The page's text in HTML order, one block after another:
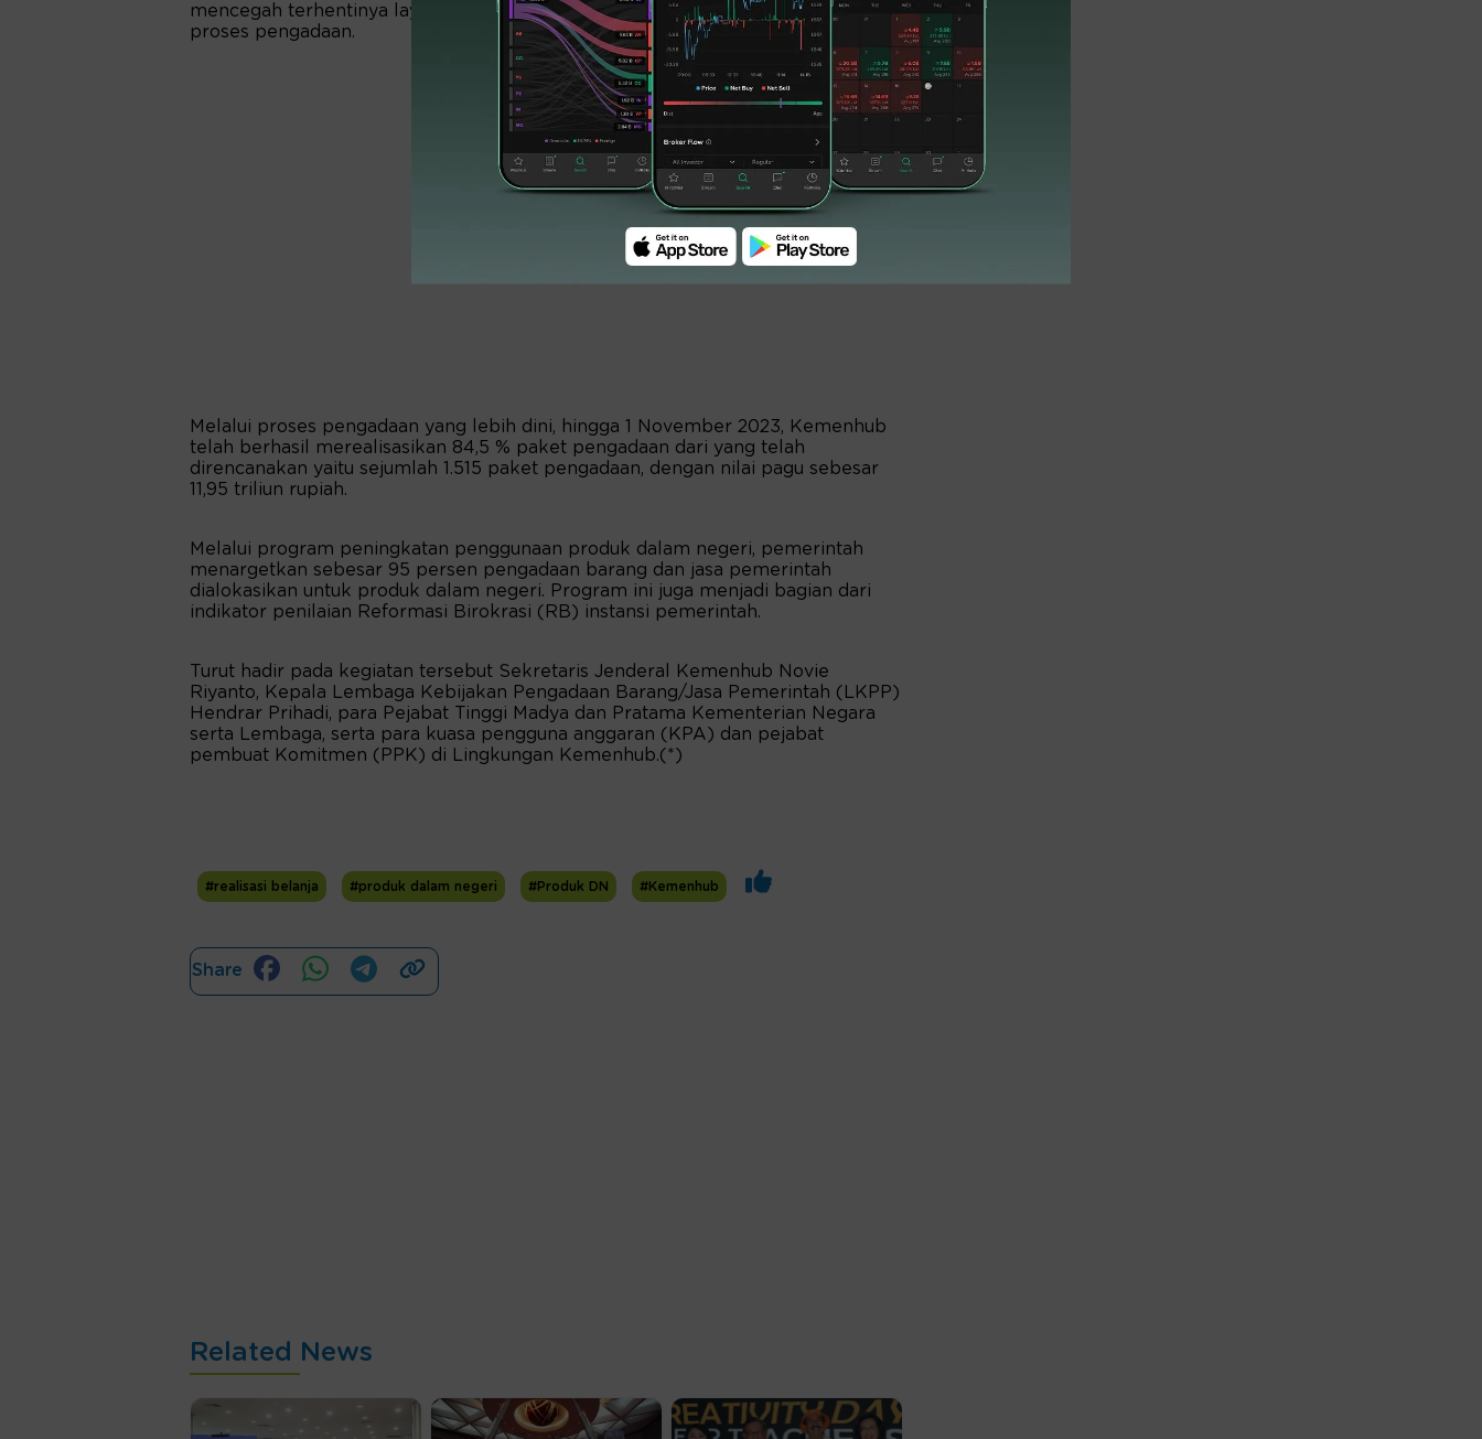
mencegah terhentinya layanan transportasi karena adanya kendala dalam
proses pengadaan.
Melalui proses pengadaan yang lebih dini, hingga 1 November 2023, Kemenhub
telah berhasil merealisasikan 84,5 % paket pengadaan dari yang telah
direncanakan yaitu sejumlah 1.515 paket pengadaan, dengan nilai pagu sebesar
11,95 triliun rupiah.
Melalui program peningkatan penggunaan produk dalam negeri, pemerintah
menargetkan sebesar 95 persen pengadaan barang dan jasa pemerintah
dialokasikan untuk produk dalam negeri. Program ini juga menjadi bagian dari
indikator penilaian Reformasi Birokrasi (RB) instansi pemerintah.
Turut hadir pada kegiatan tersebut Sekretaris Jenderal Kemenhub Novie
Riyanto, Kepala Lembaga Kebijakan Pengadaan Barang/Jasa Pemerintah (LKPP)
Hendrar Prihadi, para Pejabat Tinggi Madya dan Pratama Kementerian Negara
serta Lembaga, serta para kuasa pengguna anggaran (KPA) dan pejabat
pembuat Komitmen (PPK) di Lingkungan Kemenhub.(*)
#realisasi belanja #produk dalam negeri #Produk DN #Kemenhub
Share
Related News